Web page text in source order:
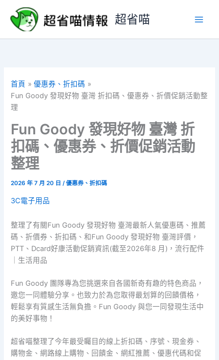
要
超省喵
首頁
優惠券、折扣碼
Fun Goody 發現好物 臺灣 折扣碼、優惠券、折價促銷活動整
理
Fun Goody 發現好物 臺灣 折
扣碼、優惠券、折價促銷活動
整理
2026 年 7 月 20 日/優惠券、折扣碼
3C電子用品
整理了有關Fun Goody 發現好物 臺灣最新人氣優惠碼、推薦
碼、折價券、折扣碼、和Fun Goody 發現好物 臺灣評價，
PTT、Dcard好康活動促銷資訊(截至2026年8 月)，流行配件
｜生活用品
Fun Goody 團隊專為您挑選來自各國新奇有趣的特色商品，
邀您一同體驗分享。也致力於為您取得最划算的回饋價格，
輕鬆享有質感生活無負擔。Fun Goody 與您一同發現生活中
的美好事物！
超省喵整理了今年最受矚目的線上折扣碼、序號、現金券、
購物金、網路線上購物、回饋金、網紅推薦、優惠代碼和促